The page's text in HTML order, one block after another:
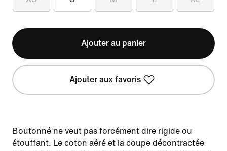
Ajouter au panier
Ajouter aux favoris
Boutonné ne veut pas forcément dire rigide ou
étouffant. Le coton aéré et la coupe décontractée